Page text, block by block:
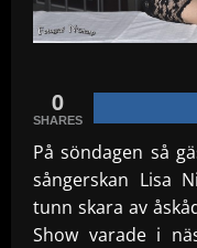
0
SHARES
På söndagen så
sångerskan Lisa
tunn skara av
Show varade i